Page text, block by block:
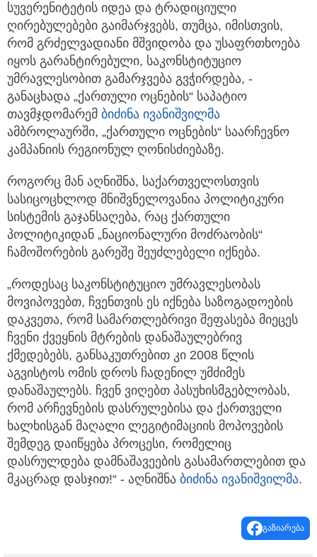
სუვერენიტეტის იდეა და ტრადიციული
ღირებულებები გაიმარჯვებს, თუმცა, იმისთვის,
რომ გრძელვადიანი მშვიდობა და უსაფრთხოება
იყოს გარანტირებული, საკონსტიტუციო
უმრავლესობით გამარჯვება გვჭირდება, -
განაცხადა „ქართული ოცნების“ საპატიო
თავმჯდომარემ ბიძინა ივანიშვილმა
ამბროლაურში, „ქართული ოცნების“ საარჩევნო
კამპანიის რეგიონულ ღონისძიებაზე.
როგორც მან აღნიშნა, საქართველოსთვის
სასიცოცხლოდ მნიშვნელოვანია პოლიტიკური
სისტემის გაჯანსაღება, რაც ქართული
პოლიტიკიდან „ნაციონალური მოძრაობის“
ჩამოშორების გარეშე შეუძლებელი იქნება.
„როდესაც საკონსტიტუციო უმრავლესობას
მოვიპოვებთ, ჩვენთვის ეს იქნება საზოგადოების
დაკვეთა, რომ სამართლებრივი შეფასება მიეცეს
ჩვენი ქვეყნის მტრების დანაშაულებრივ
ქმედებებს, განსაკუთრებით კი 2008 წლის
აგვისტოს ომის დროს ჩადენილ უმძიმეს
დანაშაულებს. ჩვენ ვიღებთ პასუხისმგებლობას,
რომ არჩევნების დასრულებისა და ქართველი
ხალხისგან მაღალი ლეგიტიმაციის მოპოვების
შემდეგ დაიწყება პროცესი, რომელიც
დასრულდება დამნაშავეების გასამართლებით და
მკაცრად დასჯით!“ - აღნიშნა ბიძინა ივანიშვილმა.
გაზიარება